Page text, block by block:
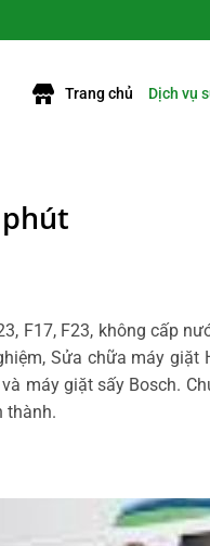
Trang chủ Dịch vụ
F17, F23, không cấp
Sửa chữa máy giặt
máy giặt sấy Bosch.
thành.